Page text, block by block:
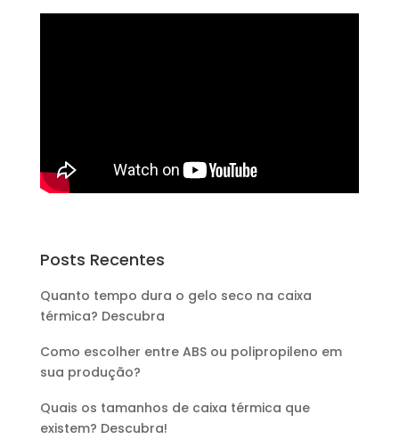
Posts Recentes
Quanto tempo dura o gelo seco na caixa
térmica? Descubra
Como escolher entre ABS ou polipropileno em
sua produção?
Quais os tamanhos de caixa térmica que
existem? Descubra!